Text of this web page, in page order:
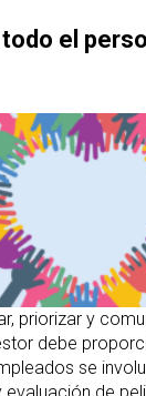
todo el
priorizar y
debe
se